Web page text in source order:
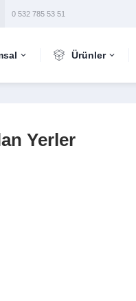
0 532 785 53 51
Ürünler
Yerler